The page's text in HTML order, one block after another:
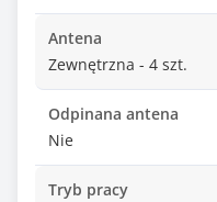
Antena
Zewnętrzna - 4 szt.
Odpinana antena
Nie
Tryb pracy